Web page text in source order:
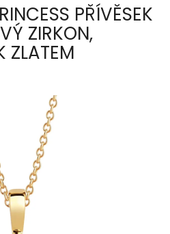
PŘÍVĚSEK
ZIRKON,
ZLATEM